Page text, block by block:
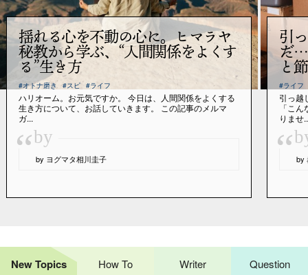
揺れる心を不動の心に。ヒマラヤ
秘教から学ぶ、“人間関係をよくす
る”生き方
#オトナ磨き #スピ #ライフ
ハリオーム。お元気ですか。 今日は、人間関係をよくする
生き方について、お話していきます。 この記事のメルマ
ガ...
“by
by ヨグマタ相川圭子
引
だ…
と
#ライフ
引っ越
「こ
りませ
“ by
New Topics How To Writer Question